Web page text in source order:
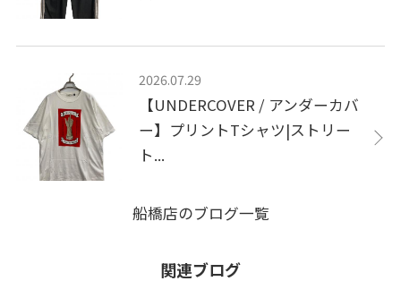
2026.07.29
【UNDERCOVER / アンダーカバ
ー】プリントTシャツ|ストリー
ト...
船橋店のブログ一覧
関連ブログ